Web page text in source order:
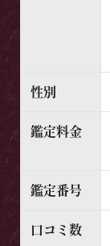
性別
鑑定料金
鑑定番号
口コミ数